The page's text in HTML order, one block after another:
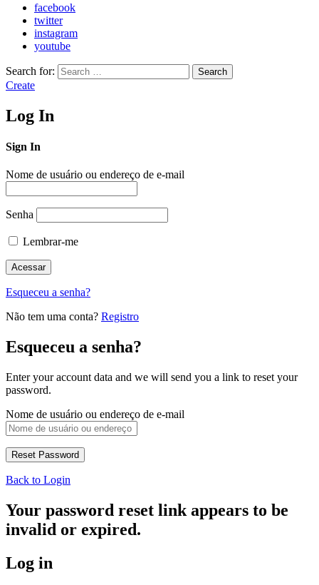
facebook
twitter
instagram
youtube
Search for: Search
Create
Log In
Sign In
Nome de usuário ou endereço de e-mail
Senha
Lembrar-me
Esqueceu a senha?
Não tem uma conta? Registro
Esqueceu a senha?
Enter your account data and we will send you a link to reset your
password.
Nome de usuário ou endereço de e-mail
Back to Login
Your password reset link appears to be
invalid or expired.
Log in